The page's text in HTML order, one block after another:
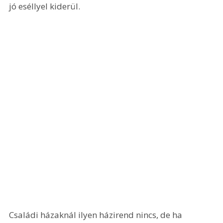
jó eséllyel kiderül.
Családi házaknál ilyen házirend nincs, de ha